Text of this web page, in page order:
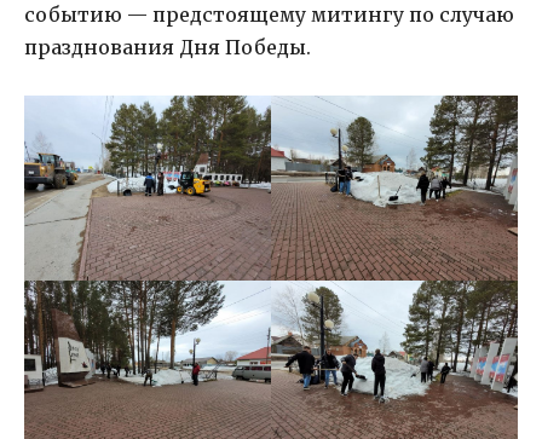
событию — предстоящему митингу по случаю
празднования Дня Победы.